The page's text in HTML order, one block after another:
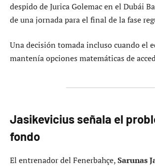
despido de Jurica Golemac en el Dubái
de una jornada para el final de la fase
Una decisión tomada incluso cuando el
mantenía opciones matemáticas de
Jasikevicius señala el
fondo
El entrenador del Fenerbahçe,Sarunas